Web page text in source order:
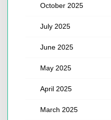
October 2025
July 2025
June 2025
May 2025
April 2025
March 2025